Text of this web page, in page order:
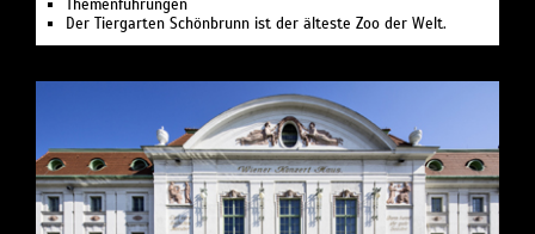
Themenführungen
Der Tiergarten Schönbrunn ist der älteste Zoo der Welt.